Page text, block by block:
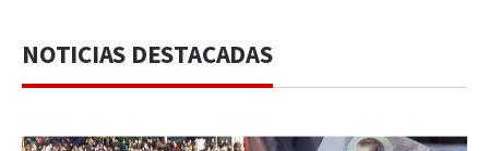
NOTICIAS DESTACADAS